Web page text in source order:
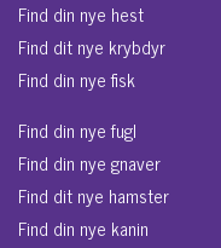
Find din nye hest
Find dit nye krybdyr
Find din nye fisk
Find din nye fugl
Find din nye gnaver
Find dit nye hamster
Find din nye kanin